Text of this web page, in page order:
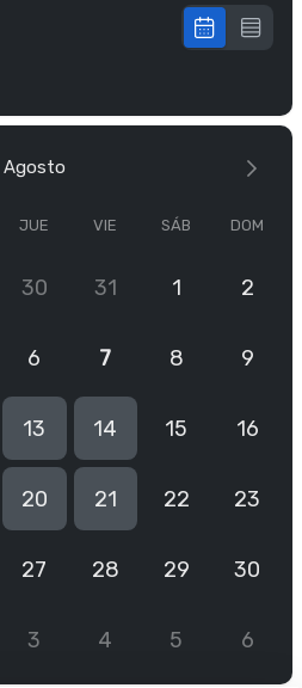
Agosto
JUE VIE SÁB DOM
30 31 1 2
6 7 8 9
13 14 15 16
20 21 22 23
27 28 29 30
3 4 5 6